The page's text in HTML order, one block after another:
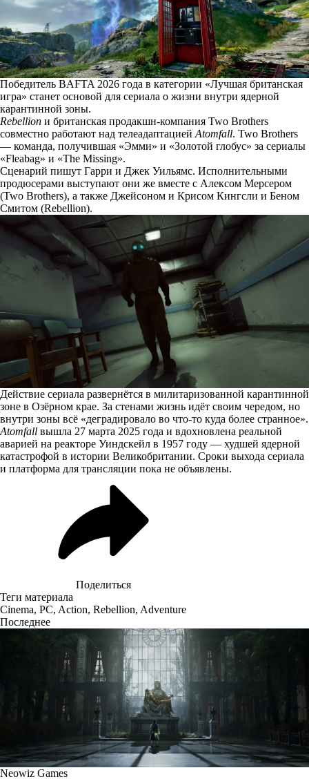
Победитель BAFTA 2026 года в категории «Лучшая британская
игра» станет основой для сериала о жизни внутри ядерной
карантинной зоны.
Rebellion и британская продакшн-компания Two Brothers
совместно работают над телеадаптацией Atomfall. Two Brothers
— команда, получившая «Эмми» и «Золотой глобус» за сериалы
«Fleabag» и «The Missing».
Сценарий пишут Гарри и Джек Уильямс. Исполнительными
продюсерами выступают они же вместе с Алексом Мерсером
(Two Brothers), а также Джейсоном и Крисом Кингсли и Беном
Смитом (Rebellion).
Действие сериала развернётся в милитаризованной карантинной
зоне в Озёрном крае. За стенами жизнь идёт своим чередом, но
внутри зоны всё «деградировало во что-то куда более странное».
Atomfall вышла 27 марта 2025 года и вдохновлена реальной
аварией на реакторе Уиндскейл в 1957 году — худшей ядерной
катастрофой в истории Великобритании. Сроки выхода сериала
и платформа для трансляции пока не объявлены.
Поделиться
Теги материала
Cinema, PC, Action, Rebellion, Adventure
Последнее
Neowiz Games